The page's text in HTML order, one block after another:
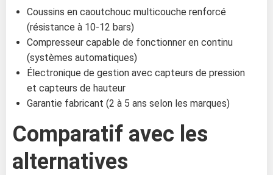
Coussins en caoutchouc multicouche renforcé
(résistance à 10-12 bars)
Compresseur capable de fonctionner en continu
(systèmes automatiques)
Électronique de gestion avec capteurs de pression
et capteurs de hauteur
Garantie fabricant (2 à 5 ans selon les marques)
Comparatif avec les
alternatives